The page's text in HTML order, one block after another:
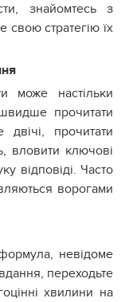
знайомтесь з
свою стратегію їх
може настільки
прочитати
прочитати
вловити ключові
відповіді. Часто
ворогами
невідоме
переходьте
хвилини на